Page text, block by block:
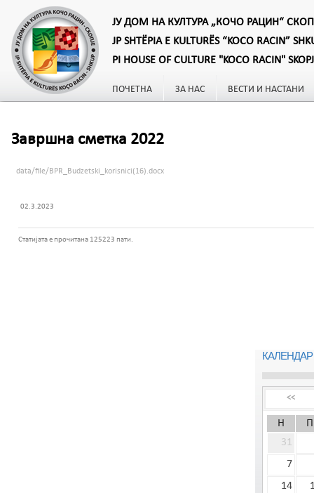
ЈУ ДОМ НА КУЛТУРА „КОЧО РАЦИН“
JP SHTËPIA E KULTURËS “KOCO RACIN”
PI HOUSE OF CULTURE "KOCO RACIN"
ПОЧЕТНА ЗА НАС ВЕСТИ И НАСТАНИ
Завршна сметка 2022
data/file/BPR_Budzetski_korisnici(16).docx
02.3.2023
Статијата е прочитана 125223 пати.
<<
Н
П
31
7
14